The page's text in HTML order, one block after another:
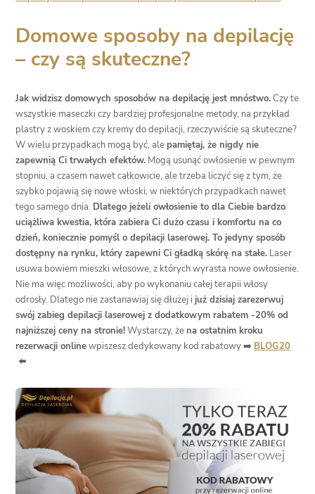
Domowe sposoby na depilację
– czy są skuteczne?
Jak widzisz domowych sposobów na depilację jest mnóstwo.Czy te
wszystkie maseczki czy bardziej profesjonalne metody, na przykład
plastry z woskiem czy kremy do depilacji, rzeczywiście są skuteczne?
W wielu przypadkach mogą być, alepamiętaj, że nigdy nie
zapewnią Ci trwałych efektów. Mogą usunąć owłosienie w pewnym
stopniu, a czasem nawet całkowicie, ale trzeba liczyć się z tym, że
szybko pojawią się nowe włoski, w niektórych przypadkach nawet
tego samego dnia. Dlatego jeżeli owłosienie to dla Ciebie bardzo
uciążliwa kwestia, która zabiera Ci dużo czasu i komfortu na co
dzień, koniecznie pomyśl o depilacji laserowej. To jedyny sposób
dostępny na rynku, który zapewni Ci gładką skórę na stałe. Laser
usuwa bowiem mieszki włosowe, z których wyrasta nowe owłosienie.
Nie ma więc możliwości, aby po wykonaniu całej terapii włosy
odrosły. Dlatego nie zastanawiaj się dłużej ijuż dzisiaj zarezerwuj
swój zabieg depilacji laserowej z dodatkowym rabatem -20% od
najniższej ceny na stronie!Wystarczy, żena ostatnim kroku
rezerwacji onlinewpiszesz dedykowany kod rabatowy ➡️ BLOG20
⬅️